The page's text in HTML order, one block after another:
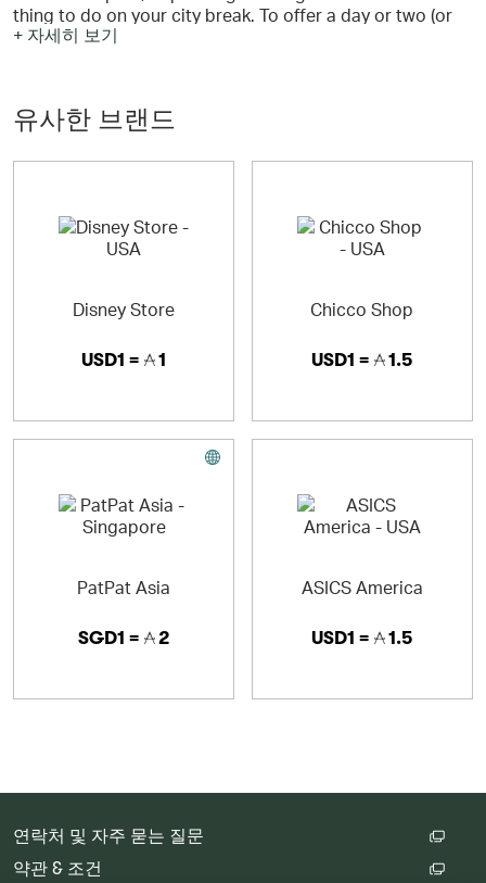
thing to do on your city break. To offer a day or two (or
three) of memorable, cultured and even educational fun.
commentary guiding you along the way, then hop off to
+ 자세히 보기
유사한 브랜드
Disney Store
USD1 = 1
Chicco Shop
USD1 = 1.5
PatPat Asia
SGD1 = 2
ASICS America
USD1 = 1.5
연락처 및 자주 묻는 질문
약관 & 조건